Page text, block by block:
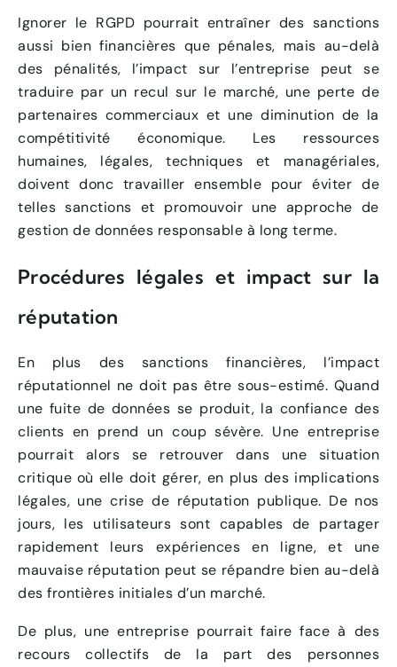
Ignorer le RGPD pourrait entraîner des sanctions
aussi bien financières que pénales, mais au-delà
des pénalités, l’impact sur l’entreprise peut se
traduire par un recul sur le marché, une perte de
partenaires commerciaux et une diminution de la
compétitivité économique. Les ressources
humaines, légales, techniques et managériales,
doivent donc travailler ensemble pour éviter de
telles sanctions et promouvoir une approche de
gestion de données responsable à long terme.
Procédures légales et impact sur la
réputation
En plus des sanctions financières, l’impact
réputationnel ne doit pas être sous-estimé. Quand
une fuite de données se produit, la confiance des
clients en prend un coup sévère. Une entreprise
pourrait alors se retrouver dans une situation
critique où elle doit gérer, en plus des implications
légales, une crise de réputation publique. De nos
jours, les utilisateurs sont capables de partager
rapidement leurs expériences en ligne, et une
mauvaise réputation peut se répandre bien au-delà
des frontières initiales d’un marché.
De plus, une entreprise pourrait faire face à des
recours collectifs de la part des personnes